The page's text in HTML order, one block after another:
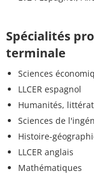
Spécialités
terminale
Sciences
LLCER espagnol
Humanités,
Sciences de
Histoire-
LLCER anglais
Mathématiques